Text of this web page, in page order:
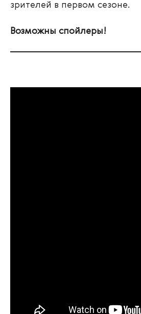
зрителей в первом сезоне.
Возможны спойлеры!